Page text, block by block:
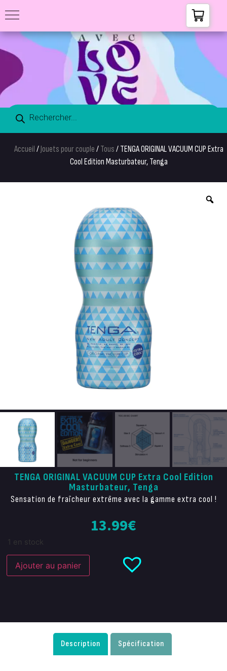
Accueil /Jouets pour couple / Tous / TENGA ORIGINAL VACUUM CUP Extra
Cool Edition Masturbateur, Tenga
TENGA ORIGINAL VACUUM CUP Extra Cool Edition
Masturbateur, Tenga
Sensation de fraîcheur extrême avec la gamme extra cool !
13.99€
1 en stock
Ajouter au panier
Description Spécification